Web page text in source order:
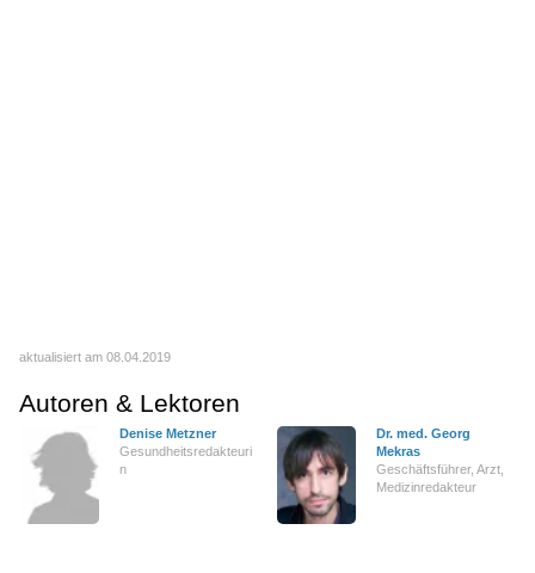
aktualisiert am 08.04.2019
Autoren & Lektoren
Denise Metzner
Gesundheitsredakteuri
n
Dr. med. Georg
Mekras
Geschäftsführer, Arzt,
Medizinredakteur